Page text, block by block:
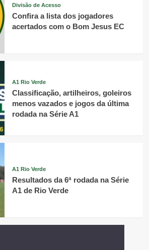
Divisão de Acesso
Confira a lista dos jogadores
acertados com o Bom Jesus EC
A1 Rio Verde
Classificação, artilheiros, goleiros
menos vazados e jogos da última
rodada na Série A1
A1 Rio Verde
Resultados da 6ª rodada na Série
A1 de Rio Verde